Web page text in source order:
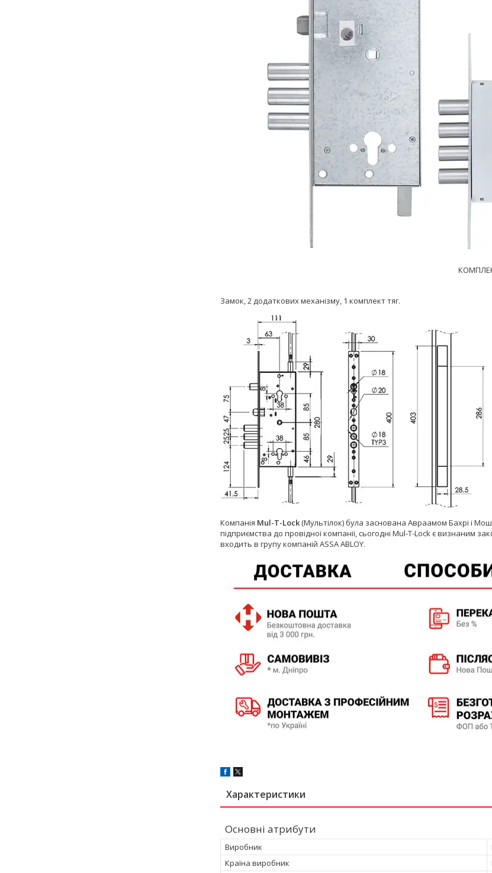
Замок, 2 додаткових механізму, 1 комплект тяг.
Компанія Mul-T-Lock (Мультілок) була заснована Авраамом Бахрі і
підприємства до провідної компанії, сьогодні Mul-T-Lock є визнаним
входить в групу компаній ASSA ABLOY.
Характеристики
Основні атрибути
Виробник
Країна виробник